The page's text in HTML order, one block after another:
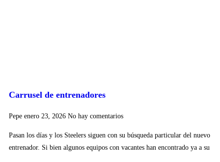
Carrusel de entrenadores
Pepe enero 23, 2026 No hay comentarios
Pasan los días y los Steelers siguen con su búsqueda particular del nuevo
entrenador. Si bien algunos equipos con vacantes han encontrado ya a su